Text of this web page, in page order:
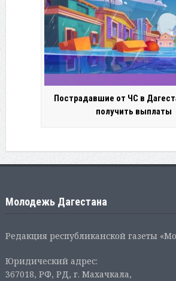
Пострадавшие от ЧС в
получить выплаты
Молодежь Дагестана
Редакция республиканской газеты
Юридический адрес:
367018, РФ, РД, г. Махачкала,